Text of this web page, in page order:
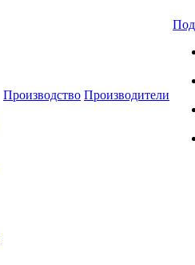
Производство Производители